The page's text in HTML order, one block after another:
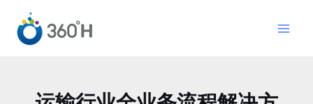
navigation